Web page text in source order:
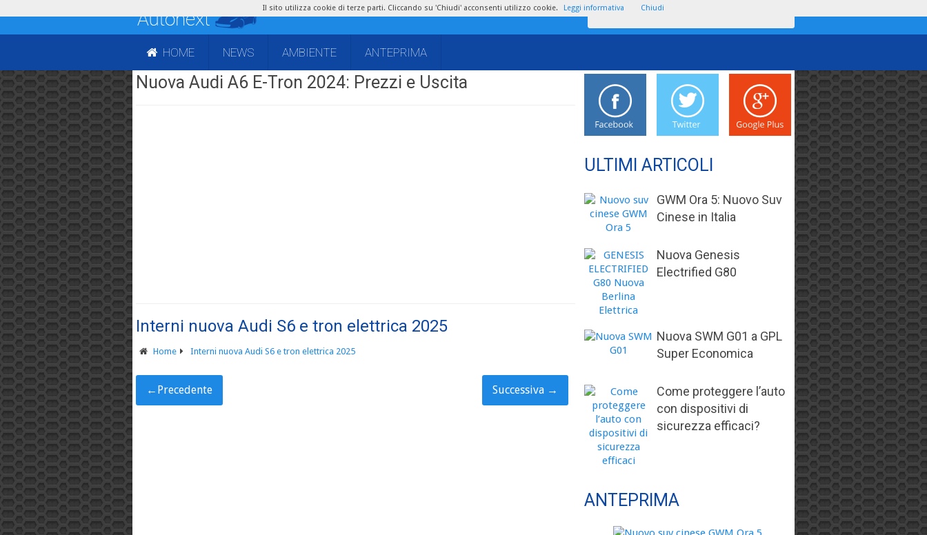
HOME NEWS AMBIENTE ANTEPRIMA
Nuova Audi A6 E-Tron 2024: Prezzi e Uscita
Interni nuova Audi S6 e tron elettrica 2025
Home Interni nuova Audi S6 e tron elettrica 2025
← Precedente Successiva →
ULTIMI ARTICOLI
GWM Ora 5: Nuovo Suv
Cinese in Italia
Nuova Genesis
Electrified G80
Nuova SWM G01 a GPL
Super Economica
Come proteggere l’auto
con dispositivi di
sicurezza efficaci?
ANTEPRIMA
Il sito utilizza cookie di terze parti. Cliccando su 'Chiudi' acconsenti utilizzo cookie. Leggi informativa Chiudi